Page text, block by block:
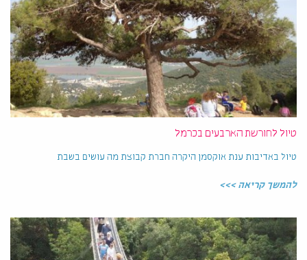
טיול לחורשת הארבעים בכרמל
טיול באדיבות ענת אוקסמן היקרה חברת קבוצת מה עושים בשבת
להמשך קריאה >>>